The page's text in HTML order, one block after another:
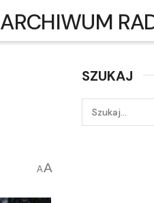
ARCHIWUM
AA
SZUKAJ